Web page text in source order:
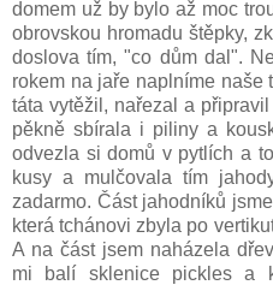
domem už by bylo až moc
obrovskou hromadu štěpky,
doslova tím, "co dům dal".
rokem na jaře naplníme naše
táta vytěžil, nařezal a
pěkně sbírala i piliny a
odvezla si domů v pytlích a
kusy a mulčovala tím
zadarmo. Část jahodníků
která tchánovi zbyla po
A na část jsem naházela
mi balí sklenice pickles a